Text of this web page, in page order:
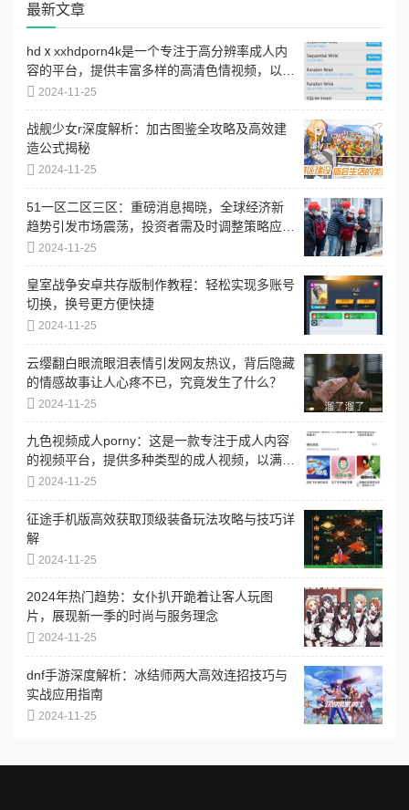
最新文章
hdⅹxxhdporn4k是一个专注于高分辨率成人内
容的平台，提供丰富多样的高清色情视频，以满
足不同用户的需求和偏好
2024-11-25
战舰少女r深度解析：加古图鉴全攻略及高效建
造公式揭秘
2024-11-25
51一区二区三区：重磅消息揭晓，全球经济新
趋势引发市场震荡，投资者需及时调整策略应
对！2024-11-25
皇室战争安卓共存版制作教程：轻松实现多账号
切换，换号更方便快捷
2024-11-25
云缨翻白眼流眼泪表情引发网友热议，背后隐藏
的情感故事让人心疼不已，究竟发生了什么？
2024-11-25
九色视频成人porny：这是一款专注于成人内容
的视频平台，提供多种类型的成人视频，以满足
不同用户的需求和偏好
2024-11-25
征途手机版高效获取顶级装备玩法攻略与技巧详
解
2024-11-25
2024年热门趋势：女仆扒开跪着让客人玩图
片，展现新一季的时尚与服务理念
2024-11-25
dnf手游深度解析：冰结师两大高效连招技巧与
实战应用指南
2024-11-25